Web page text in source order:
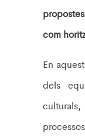
com
En
dels